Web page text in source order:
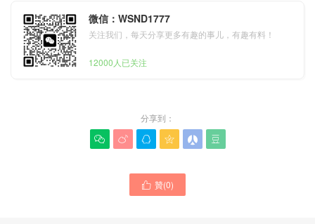
微信：WSND1777
关注我们，每天分享更多有趣的事儿，有趣有料！
12000人已关注
分享到：
     
 贊(0)